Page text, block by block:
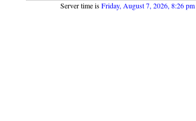
Server time isFriday, August 7, 2026, 8:26 pm